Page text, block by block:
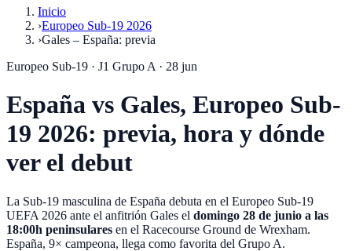
Inicio
›Europeo Sub-19 2026
›Gales – España: previa
Europeo Sub-19 · J1 Grupo A · 28 jun
España vs Gales, Europeo Sub-
19 2026: previa, hora y dónde
ver el debut
La Sub-19 masculina de España debuta en el Europeo Sub-19
UEFA 2026 ante el anfitrión Gales el domingo 28 de junio a las
18:00h peninsulares en el Racecourse Ground de Wrexham.
España, 9× campeona, llega como favorita del Grupo A.